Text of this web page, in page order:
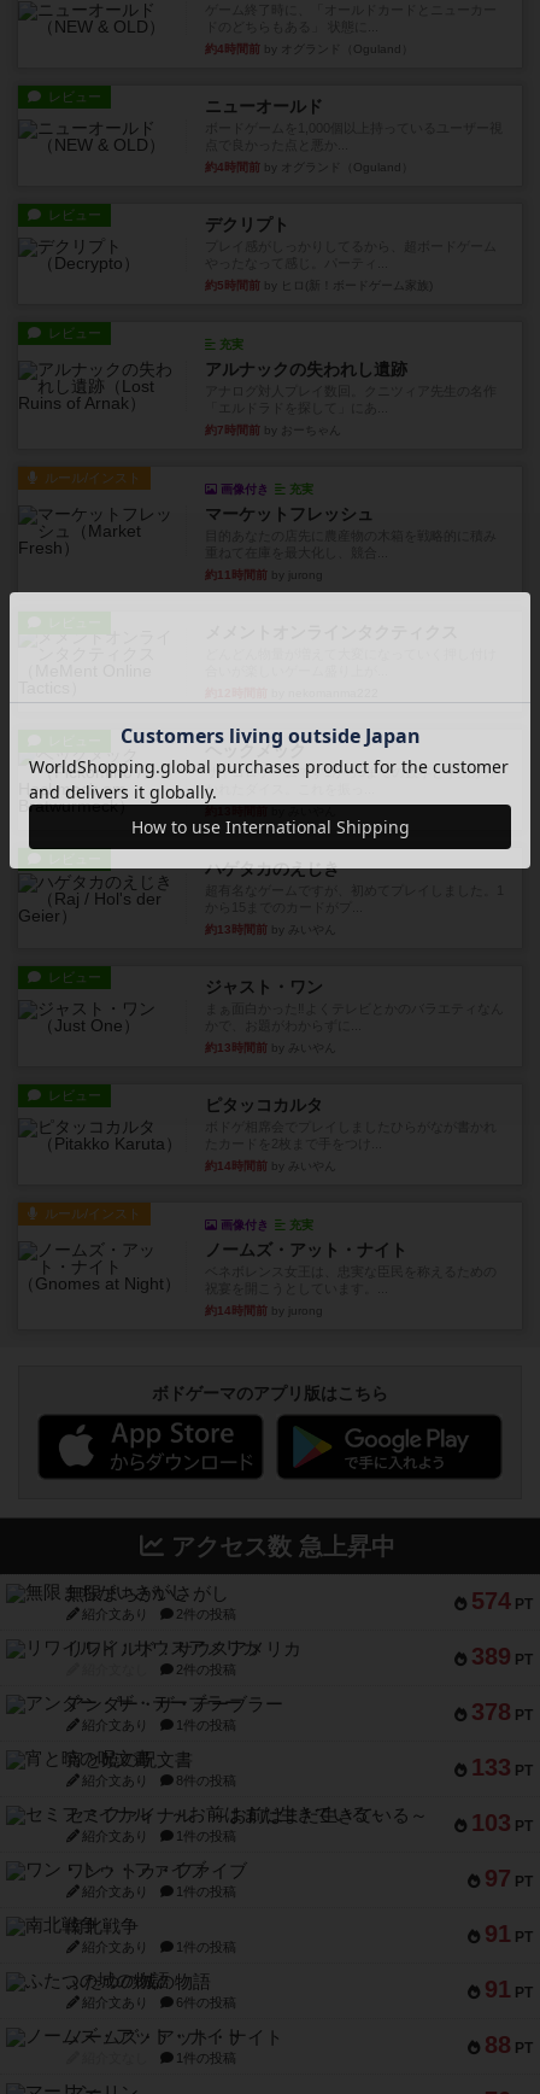
約4時間前 by オグランド（Oguland）
レビュー ニューオールド
約4時間前 by オグランド（Oguland）
レビュー デクリプト
約5時間前 by ヒロ(新！ボードゲーム家族)
レビュー
充実
アルナックの失われし遺跡
約7時間前 by おーちゃん
ルール/インスト
画像付き 充実
マーケットフレッシュ
約11時間前 by jurong
ヘックメック
サイコロゲームです1から5までの数字と芋虫がか
かれたダイス。これを振っ...
ハゲタカのえじき
約13時間前 by みいやん
レビュー ジャスト・ワン
約13時間前 by みいやん
レビュー ピタッコカルタ
約14時間前 by みいやん
ルール/インスト
画像付き 充実
ノームズ・アット・ナイト
約14時間前 by jurong
ボドゲーマのアプリ版はこちら
アクセス数 急上昇中
574 PT
無限まちがいさがし
紹介文あり 2件の投稿
389 PT
リワイルド：サウスアメリカ
2件の投稿
378 PT
アンダー・ザ・テーブラー
紹介文あり 1件の投稿
133 PT
宵と暁の呪文書
紹介文あり 8件の投稿
103 PT
セミファイナル ～お前はまだ生きている～
紹介文あり 1件の投稿
97 PT
ワン・トゥ・ファイブ
紹介文あり 1件の投稿
91 PT
南北戦争
紹介文あり 1件の投稿
91 PT
ふたつの城の物語
紹介文あり 6件の投稿
88 PT
ノームズ・アット・ナイト
1件の投稿